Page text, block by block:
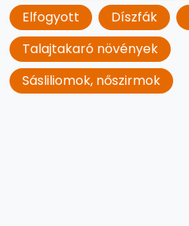
Elfogyott
Díszfák
Talajtakaró növények
Sásliliomok, nőszirmok